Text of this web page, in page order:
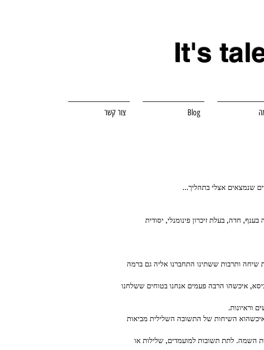
צור קשר Blog
It's
שנמצאים אצלי בתהליך...
חדה, בעלת זיכרון פינומנלי, יסודית
שיחה ותרבות ששתינו התחברנו אליה גם ברמה
איכשהו הרבה פעמים אנחנו בטוחים ששלחנו
השיחות של התשובה השלילית מביאות
השמה. לתת תשובות למועמדים, שלילות או